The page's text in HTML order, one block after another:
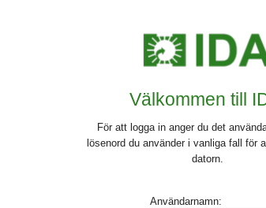
Välkommen till
För att logga in anger du det
lösenord du använder i vanliga fall för
datorn.
Inloggning
Användarnamn: